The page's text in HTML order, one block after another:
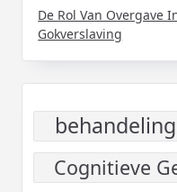
De Rol Van Overgave
Gokverslaving
behandeling
Cognitieve